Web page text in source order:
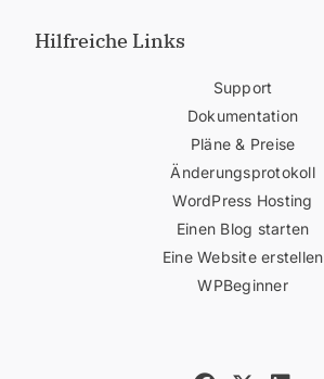
Hilfreiche Links
Support
Dokumentation
Pläne & Preise
Änderungsprotokoll
WordPress Hosting
Einen Blog starten
Eine Website erstellen
WPBeginner